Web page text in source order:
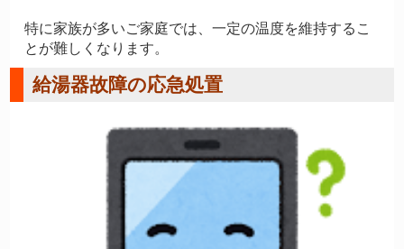
特に家族が多いご家庭では、一定の温度を維持するこ
とが難しくなります。
給湯器故障の応急処置